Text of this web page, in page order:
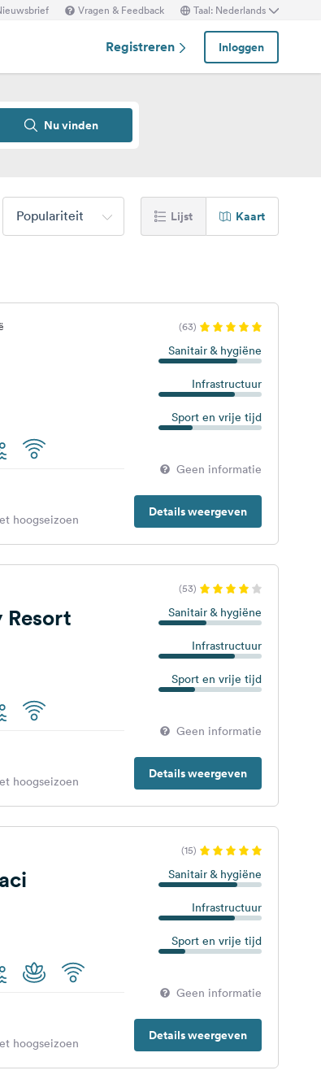
Vragen & Feedback Taal: Nederlands
Registreren Inloggen
Nu vinden
Populariteit Lijst Kaart
(63)
Sanitair & hygiëne
Infrastructuur
Sport en vrije tijd
Geen informatie
Details weergeven
hoogseizoen
(53)
Resort Sanitair & hygiëne
Infrastructuur
Sport en vrije tijd
Geen informatie
Details weergeven
hoogseizoen
(15)
Sanitair & hygiëne
Infrastructuur
Sport en vrije tijd
Geen informatie
Details weergeven
hoogseizoen